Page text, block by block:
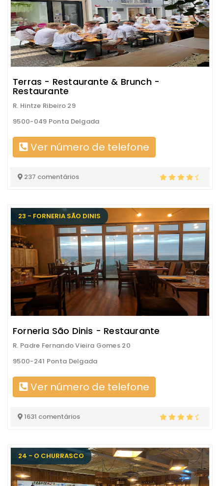
Terras - Restaurante & Brunch -
Restaurante
R. Hintze Ribeiro 29
9500-049 Ponta Delgada
Ver número de telefone
237 comentários
23 - FORNERIA SÃO DINIS
Forneria São Dinis - Restaurante
R. Padre Fernando Vieira Gomes 20
9500-241 Ponta Delgada
Ver número de telefone
1631 comentários
24 - O CHURRASCO